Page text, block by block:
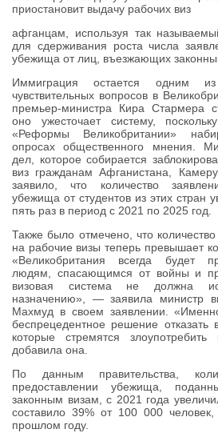
приостановит выдачу рабочих виз
афганцам, используя так
для сдерживания роста числа
убежища от лиц, въезжающих
Иммиграция остается одним
чувствительных вопросов в
премьер-министра Кира Стармера
оно ужесточает систему,
«Реформы Великобритании»
опросах общественного мнения.
дел, которое собирается
виз гражданам Афганистана,
заявило, что количество
убежища от студентов из этих стран
пять раз в период с 2021 по 2025 год.
Также было отмечено, что
на рабочие визы теперь превышает
«Великобритания всегда будет
людям, спасающимся от войны и
визовая система не должна
назначению», — заявила министр
Махмуд в своем заявлении.
беспрецедентное решение отказать
которые стремятся
добавила она.
По данным правительства,
предоставлении убежища,
законным визам, с 2021 года
составило 39% от 100 000
прошлом году.